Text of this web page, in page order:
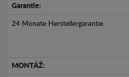
Garantie:
24 Monate Herstellergarantie.
MONTÁŽ: